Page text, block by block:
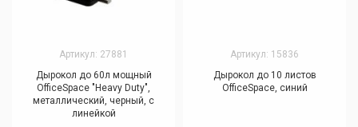
Артикул: 27881
Дырокол до 60л мощный
OfficeSpace "Heavy Duty",
металлический, черный, с
линейкой
Артикул: 15836
Дырокол до 10 листов
OfficeSpace, синий